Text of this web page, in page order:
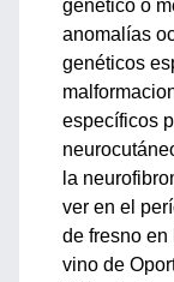
genético o
anomalías
genéticos
específicos
la
ver en el
de fresno en
vino de